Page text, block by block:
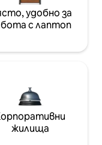
удобно за
с лаптоп
жилища